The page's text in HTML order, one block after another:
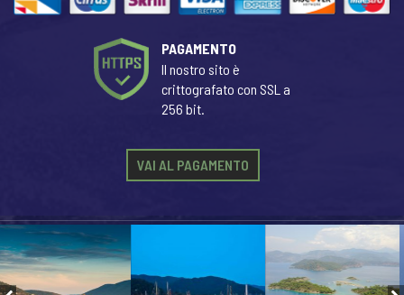
PAGAMENTO
Il nostro sito è
crittografato con SSL a
256 bit.
VAI AL PAGAMENTO